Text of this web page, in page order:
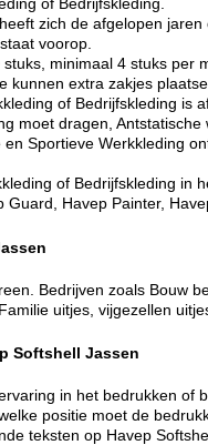
zich de afgelopen
voorop.
minimaal 4 stuks
extra zakjes
of Bedrijfskleding
moet dragen,
Sportieve Werkkleding
of Bedrijfskleding in
Havep Painter,
Bedrijven zoals Bouw
uitjes, vijgezellen
Softshell Jassen
in het bedrukken of
positie moet de
teksten op Havep